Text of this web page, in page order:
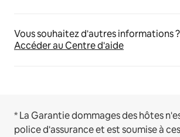
Vous souhaitez d'autres informations ?
Accéder au Centre d'aide
* La Garantie dommages des hôtes
police d'assurance et est soumise à ces